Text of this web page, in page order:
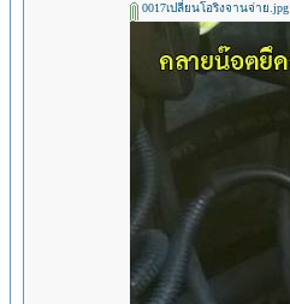
0017เปลี่ยนโอริงจานจ่าย.jpg